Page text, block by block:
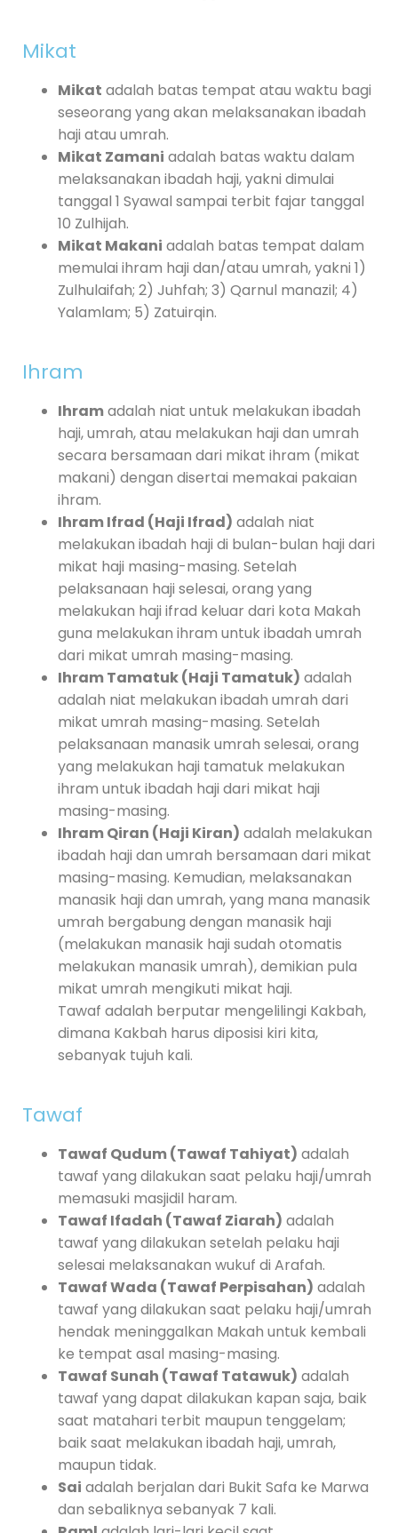
Mikat
Mikat adalah batas tempat atau waktu bagi
seseorang yang akan melaksanakan ibadah
haji atau umrah.
Mikat Zamani adalah batas waktu dalam
melaksanakan ibadah haji, yakni dimulai
tanggal 1 Syawal sampai terbit fajar tanggal
10 Zulhijah.
Mikat Makani adalah batas tempat dalam
memulai ihram haji dan/atau umrah, yakni 1)
Zulhulaifah; 2) Juhfah; 3) Qarnul manazil; 4)
Yalamlam; 5) Zatuirqin.
Ihram
Ihramadalah niat untuk melakukan ibadah
haji, umrah, atau melakukan haji dan umrah
secara bersamaan dari mikat ihram (mikat
makani) dengan disertai memakai pakaian
ihram.
Ihram Ifrad (Haji Ifrad) adalah niat
melakukan ibadah haji di bulan-bulan haji dari
mikat haji masing-masing. Setelah
pelaksanaan haji selesai, orang yang
melakukan haji ifrad keluar dari kota Makah
guna melakukan ihram untuk ibadah umrah
dari mikat umrah masing-masing.
Ihram Tamatuk (Haji Tamatuk) adalah
adalah niat melakukan ibadah umrah dari
mikat umrah masing-masing. Setelah
pelaksanaan manasik umrah selesai, orang
yang melakukan haji tamatuk melakukan
ihram untuk ibadah haji dari mikat haji
masing-masing.
Ihram Qiran (Haji Kiran) adalah melakukan
ibadah haji dan umrah bersamaan dari mikat
masing-masing. Kemudian, melaksanakan
manasik haji dan umrah, yang mana manasik
umrah bergabung dengan manasik haji
(melakukan manasik haji sudah otomatis
melakukan manasik umrah), demikian pula
mikat umrah mengikuti mikat haji.
Tawaf adalah berputar mengelilingi Kakbah,
dimana Kakbah harus diposisi kiri kita,
sebanyak tujuh kali.
Tawaf
Tawaf Qudum (Tawaf Tahiyat) adalah
tawaf yang dilakukan saat pelaku haji/umrah
memasuki masjidil haram.
Tawaf Ifadah (Tawaf Ziarah) adalah
tawaf yang dilakukan setelah pelaku haji
selesai melaksanakan wukuf di Arafah.
Tawaf Wada (Tawaf Perpisahan) adalah
tawaf yang dilakukan saat pelaku haji/umrah
hendak meninggalkan Makah untuk kembali
ke tempat asal masing-masing.
Tawaf Sunah (Tawaf Tatawuk) adalah
tawaf yang dapat dilakukan kapan saja, baik
saat matahari terbit maupun tenggelam;
baik saat melakukan ibadah haji, umrah,
maupun tidak.
Sai adalah berjalan dari Bukit Safa ke Marwa
dan sebaliknya sebanyak 7 kali.